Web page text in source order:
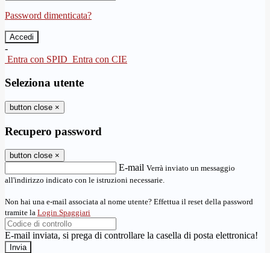
Password dimenticata?
-
Entra con SPID Entra con CIE
Seleziona utente
button close ×
Recupero password
button close ×
E-mail Verrà inviato un messaggio
all'indirizzo indicato con le istruzioni necessarie.
Non hai una e-mail associata al nome utente? Effettua il reset della password
tramite la Login Spaggiari
E-mail inviata, si prega di controllare la casella di posta elettronica!